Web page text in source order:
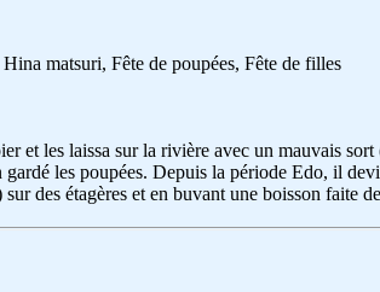
matsuri, Fête de poupées, Fête de filles
et les laissa sur la rivière avec un mauvais
les poupées. Depuis la période Edo, il
des étagères et en buvant une boisson faite